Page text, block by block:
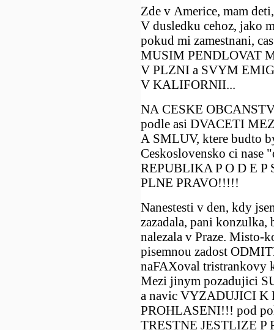
Zde v Americe, mam
V dusledku cehoz, jako
pokud mi zamestnani,
MUSIM PENDLOVAT
V PLZNI a SVYM
V KALIFORNII...
NA CESKE
podle asi DVACETI
A SMLUV, ktere budto
Ceskoslovensko ci nase
REPUBLIKA P O D E P
PLNE PRAVO!!!!!
Nanestesti v den, kdy
zazadala, pani
nalezala v Praze. Misto-
pisemnou zadost
naFAXoval tristrankovy
Mezi jinym pozadujici
a navic VYZADUJICI K
PROHLASENI!!! pod
TRESTNE JESTLIZE P